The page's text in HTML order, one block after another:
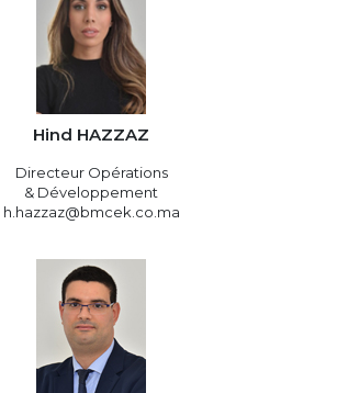
Hind HAZZAZ
Directeur Opérations
& Développement
h.hazzaz@bmcek.co.ma